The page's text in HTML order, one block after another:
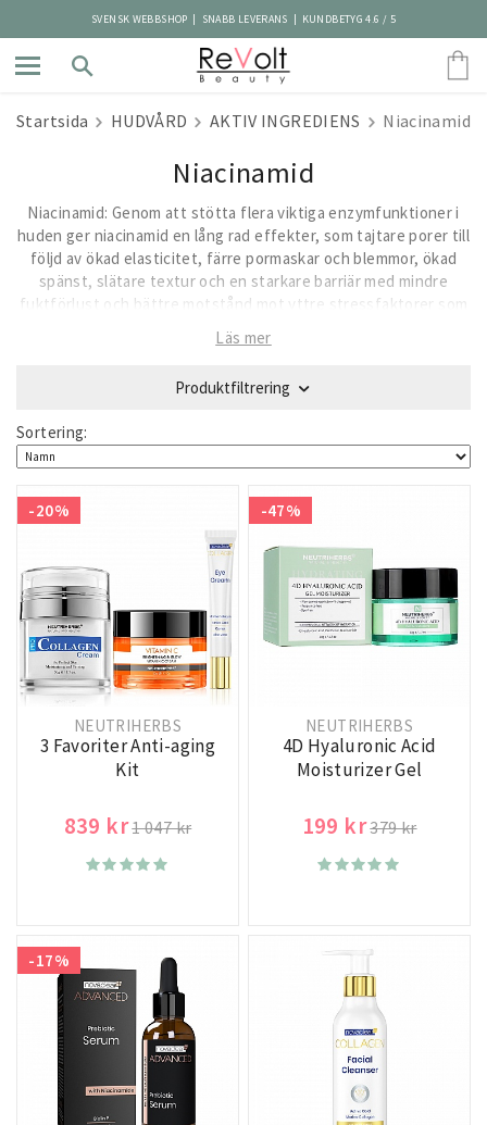
SVENSK WEBBSHOP | SNABB LEVERANS | KUNDBETYG 4.6 / 5
Startsida HUDVÅRD AKTIV INGREDIENS Niacinamid
Niacinamid
Niacinamid: Genom att stötta flera viktiga enzymfunktioner i
huden ger niacinamid en lång rad effekter, som tajtare porer till
följd av ökad elasticitet, färre pormaskar och blemmor, ökad
spänst, slätare textur och en starkare barriär med mindre
fuktförlust och bättre motstånd mot yttre stressfaktorer som
triggar känslighet i huden. Men mest känt är kanske niacinamid
för att ge en jämnare hudton, både till följd av minskad rodnad
aknebakterien Cutibacterium acnes. Så har man känslig eller
ålderstecken som förslappade porer, pigmenteringar och
minskad elasticitet, hittar du en vän i niacinamid.
Läs mer
Produktfiltrering
Sortering:
-20%
NEUTRIHERBS
3 Favoriter Anti-aging
Kit
839 kr1 047 kr
-47%
NEUTRIHERBS
4D Hyaluronic Acid
Moisturizer Gel
199 kr379 kr
-17%